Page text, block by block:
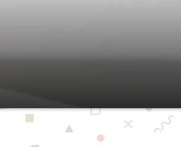
процесс на